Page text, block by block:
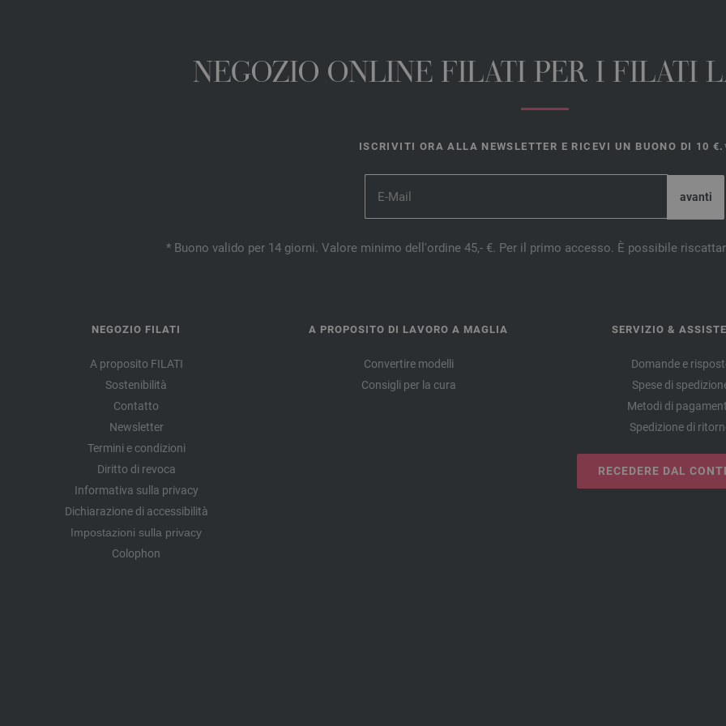
NEGOZIO ONLINE FILATI PER I FILATI
ISCRIVITI ORA ALLA NEWSLETTER E RICEVI UN BUONO DI 10
* Buono valido per 14 giorni. Valore minimo dell'ordine 45,- €. Per il primo accesso. È possibile
NEGOZIO FILATI
A proposito FILATI
Sostenibilità
Contatto
Newsletter
Termini e condizioni
Diritto di revoca
Informativa sulla privacy
Dichiarazione di accessibilità
Impostazioni sulla privacy
Colophon
A PROPOSITO DI LAVORO A MAGLIA
Convertire modelli
Consigli per la cura
SERVIZIO &
Domande e
Spese di
Metodi di
Spedizione di
RECEDERE DAL